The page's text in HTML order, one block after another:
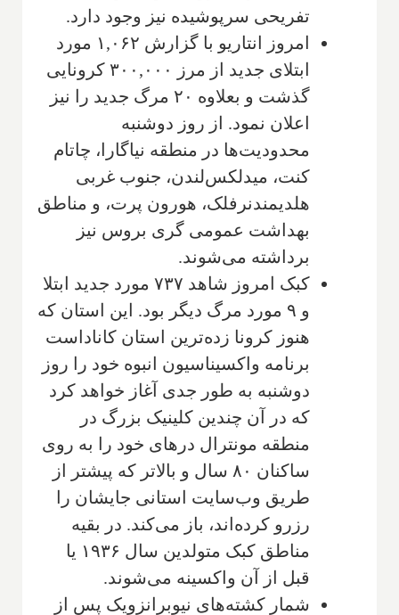
تفریحی سرپوشیده نیز وجود دارد.
امروز انتاریو با گزارش ۱,۰۶۲ مورد
ابتلای جدید از مرز ۳۰۰,۰۰۰ کرونایی
گذشت و بعلاوه ۲۰ مرگ جدید را نیز
اعلان نمود. از روز دوشنبه
محدودیت‌ها در منطقه نیاگارا، چاتام
کنت، میدلکس‌لندن، جنوب غربی
هلدیمند‌نرفلک، هورون پرت، و مناطق
بهداشت عمومی گری بروس نیز
برداشته می‌شوند.
کبک امروز شاهد ۷۳۷ مورد جدید ابتلا
و ۹ مورد مرگ دیگر بود. این استان که
هنوز کرونا زده‌ترین استان کاناداست
برنامه واکسیناسیون انبوه خود را روز
دوشنبه به طور جدی آغاز خواهد کرد
که در آن چندین کلینیک بزرگ در
منطقه مونترال درهای خود را به روی
ساکنان ۸۰ سال و بالاتر که پیشتر از
طریق وب‌سایت استانی جایشان را
رزرو کرده‌اند، باز می‌کند. در بقیه
مناطق کبک متولدین سال ۱۹۳۶ یا
قبل از آن واکسینه می‌شوند.
شمار کشته‌های نیوبرانزویک پس از